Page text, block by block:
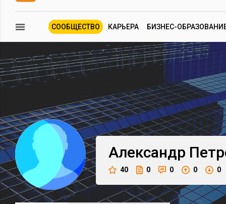
СООБЩЕСТВО КАРЬЕРА БИЗНЕС-
Александр
40 0 0 0 0